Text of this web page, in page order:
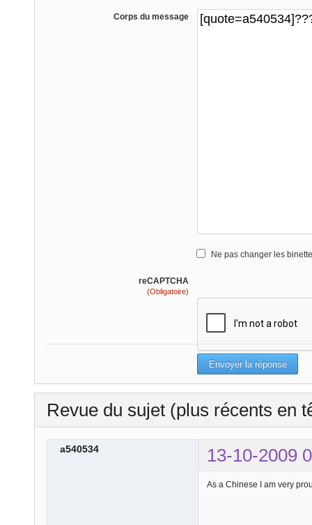
Corps du message
Ne pas changer les
reCAPTCHA
(Obligatoire)
Revue du sujet (plus récents en
a540534 13-10-2009
As a Chinese I am very